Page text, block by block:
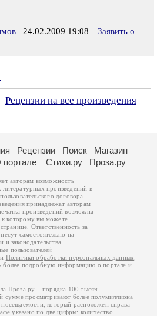
24.02.2009 19:08
Заявить о
Рецензии на все произведения
Рецензии Поиск
Магазин
Стихи.ру Проза.ру
авторам возможность
произведений в
пользовательского договора
принадлежат авторам
произведений возможна
к которому вы можете
Ответственность за
самостоятельно на
изаконодательства
пользователей
Политики обработки персональных данных
более подробную информацию о портале и
Проза.ру – порядка 100 тысяч
сумме просматривают более полумиллиона
который расположен справа
указано по две цифры: количество